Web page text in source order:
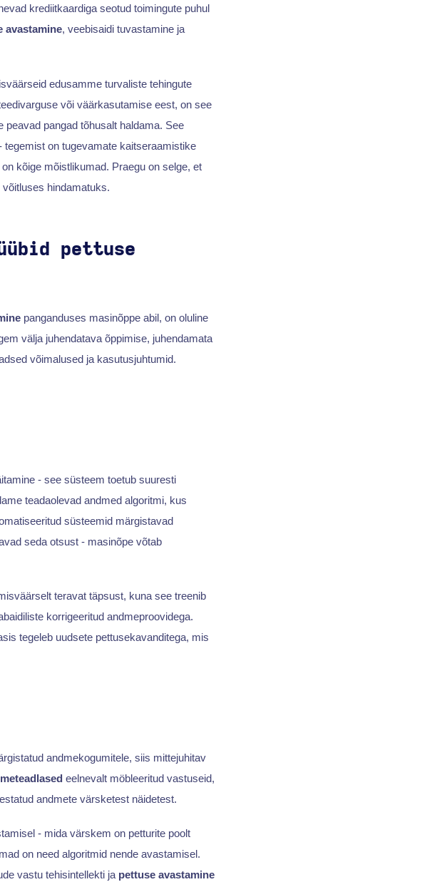
krediitkaardiga seotud toimingute puhul
avastamine, veebisaidi tuvastamine ja
edusamme turvaliste tehingute
või väärkasutamise eest, on see
peavad pangad tõhusalt haldama. See
on tugevamate kaitseraamistike
kõige mõistlikumad. Praegu on selge, et
hindamatuks.
pettuse
panganduses masinõppe abil, on oluline
välja juhendatava õppimise, juhendamata
võimalused ja kasutusjuhtumid.
- see süsteem toetub suuresti
teadaolevad andmed algoritmi, kus
süsteemid märgistavad
seda otsust - masinõpe võtab
teravat täpsust, kuna see treenib
korrigeeritud andmeproovidega.
tegeleb uudsete pettusekavanditega, mis
andmekogumitele, siis mittejuhitav
eelnevalt möbleeritud vastuseid,
andmete värsketest näidetest.
- mida värskem on petturite poolt
on need algoritmid nende avastamisel.
vastu tehisintellekti ja pettuse avastamine